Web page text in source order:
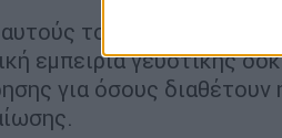
τους λόγους, τα
εμπειρία γευστικής
για όσους διαθέτουν